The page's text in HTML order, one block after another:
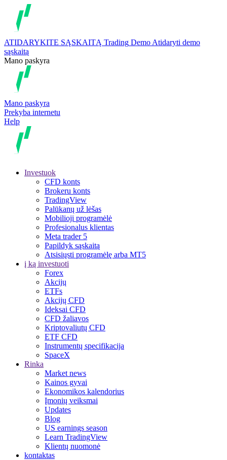
ATIDARYKITE SĄSKAITĄ Trading Demo Atidaryti demo
sąskaitą
Mano paskyra
Mano paskyra
Prekyba internetu
Help
Investuok
CFD konts
Brokeru konts
TradingView
Palūkanų už lėšas
Mobilioji programėlė
Profesionalus klientas
Meta trader 5
Papildyk sąskaitą
Atsisiųsti programėlę arba MT5
į ką investuoti
Forex
Akcijų
ETFs
Akcijų CFD
Ideksai CFD
CFD žaliavos
Kriptovaliutų CFD
ETF CFD
Instrumentų specifikacija
SpaceX
Rinka
Market news
Kainos gyvai
Ekonomikos kalendorius
Įmonių veiksmai
Updates
Blog
US earnings season
Learn TradingView
Klientų nuomonė
kontaktas